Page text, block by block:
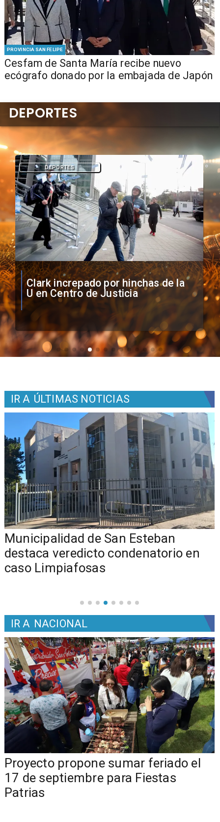
PROVINCIA SAN FELIPE
Cesfam de Santa María recibe nuevo
ecógrafo donado por la embajada de Japón
Vozinha firma contrato con Colo
Colo como nuevo arquero
DEPORTES
DEPORTES
IR A ÚLTIMAS NOTICIAS
Municipalidad de San Esteban
destaca veredicto condenatorio en
caso Limpiafosas
IR A NACIONAL
Proyecto propone sumar feriado el
17 de septiembre para Fiestas
Patrias